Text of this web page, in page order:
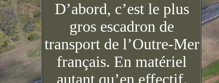
D’abord, c’est le plus
gros escadron de
transport de l’Outre-Mer
français. En matériel
autant qu’en effectif.